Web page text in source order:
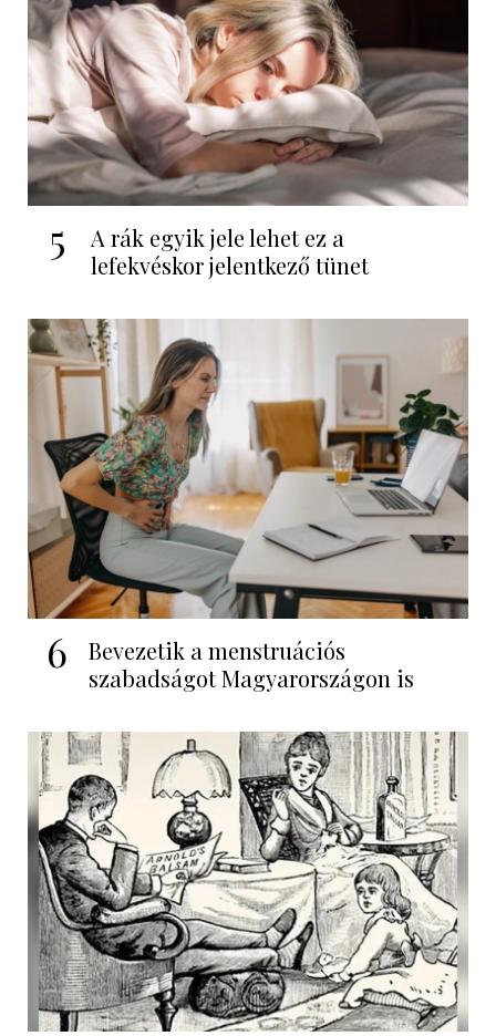
5
A rák egyik jele lehet ez a
lefekvéskor jelentkező tünet
6
Bevezetik a menstruációs
szabadságot Magyarországon is